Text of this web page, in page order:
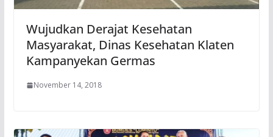
Wujudkan Derajat Kesehatan
Masyarakat, Dinas Kesehatan Klaten
Kampanyekan Germas
November 14, 2018